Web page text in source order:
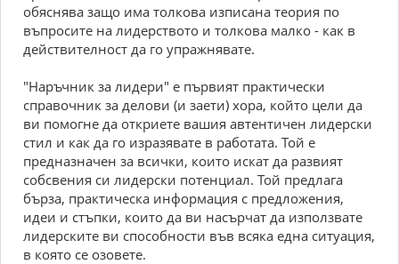
обяснява защо има толкова изписана теория по
въпросите на лидерството и толкова малко - как в
действителност да го упражнявате.
"Наръчник за лидери" е първият практически
справочник за делови (и заети) хора, който цели да
ви помогне да откриете вашия автентичен лидерски
стил и как да го изразявате в работата. Той е
предназначен за всички, които искат да развият
собсвения си лидерски потенциал. Той предлага
бърза, практическа информация с предложения,
идеи и стъпки, които да ви насърчат да използвате
лидерските ви способности във всяка една ситуация,
в която се озовете.